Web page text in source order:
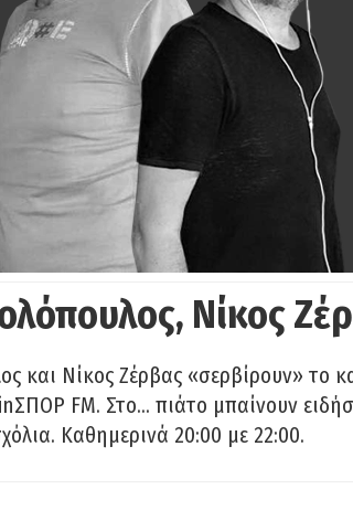
Νίκος
και Νίκος Ζέρβας «σερβίρουν» το
FM. Στο… πιάτο μπαίνουν
Καθημερινά 20:00 με 22:00.